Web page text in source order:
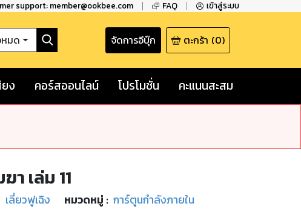
support: member@ookbee.com FAQ เข้าสู่ระบบ
มด จัดการอีบุ๊ก ตะกร้า (0)
ง คอร์สออนไลน์ โปรโมชั่น คะแนนสะสม
เล่ม 11
เลี่ยวฟูเฉิง หมวดหมู่ : การ์ตูนกำลังภายใน